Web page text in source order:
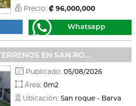
Precio: ₡ 96,000,000
Whatsapp
VENTA DE LOTES Y TERRENOS EN SAN ROQUE - BARVA
Publicado: 05/08/2026
Área: 0m2
Ubicación: San roque - Barva